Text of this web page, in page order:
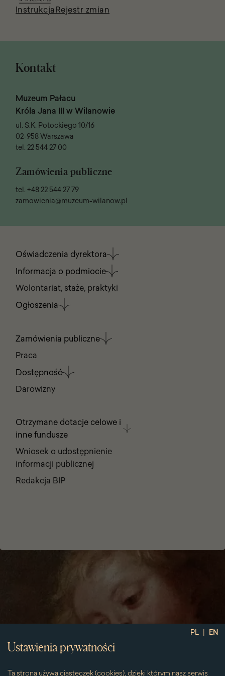
PL | EN
Ustawienia prywatności
Ta strona używa ciasteczek (cookies), dzięki którym nasz serwis
InstrukcjaRejestr zmian
Kontakt
Muzeum Pałacu
Króla Jana III w Wilanowie
ul. S.K. Potockiego 10/16
02-958 Warszawa
tel. 22 544 27 00
Zamówienia publiczne
tel. +48 22 544 27 79
zamowienia@muzeum-wilanow.pl
Menu
w
stopce
Oświadczenia dyrektora
Informacja o podmiocie
Wolontariat, staże, praktyki
Ogłoszenia
Zamówienia publiczne
Praca
Dostępność
Darowizny
Otrzymane dotacje celowe i
inne fundusze
Wniosek o udostępnienie
informacji publicznej
Redakcja BIP